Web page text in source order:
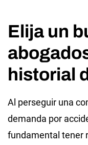
Elija un
historial
Al perseguir una
demanda por
fundamental tener